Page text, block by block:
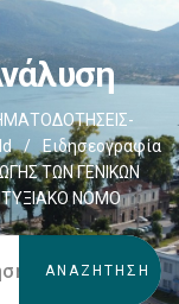
/
Ειδησεογραφία
ΤΩΝ ΓΕΝΙΚΩΝ
ΝΟΜΟ